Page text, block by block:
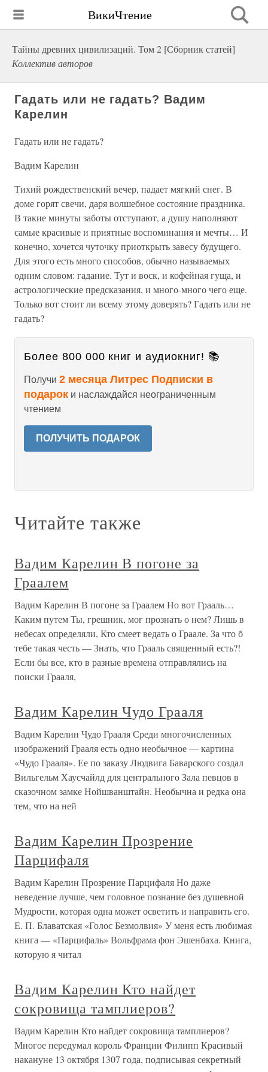
ВикиЧтение
Тайны древних цивилизаций. Том 2 [Сборник статей]
Коллектив авторов
Гадать или не гадать? Вадим
Карелин
Гадать или не гадать?
Вадим Карелин
Тихий рождественский вечер, падает мягкий снег. В
доме горят свечи, даря волшебное состояние праздника.
В такие минуты заботы отступают, а душу наполняют
самые красивые и приятные воспоминания и мечты… И
конечно, хочется чуточку приоткрыть завесу будущего.
Для этого есть много способов, обычно называемых
одним словом: гадание. Тут и воск, и кофейная гуща, и
астрологические предсказания, и много-много чего еще.
Только вот стоит ли всему этому доверять? Гадать или не
гадать?
Более 800 000 книг и аудиокниг! 📚
Получи 2 месяца Литрес Подписки в
подарок и наслаждайся неограниченным
чтением
ПОЛУЧИТЬ ПОДАРОК
Читайте также
Вадим Карелин В погоне за
Граалем
Вадим Карелин В погоне за Граалем Но вот Грааль…
Каким путем Ты, грешник, мог прознать о нем? Лишь в
небесах определяли, Кто смеет ведать о Граале. За что б
тебе такая честь — Знать, что Грааль священный есть?!
Если бы все, кто в разные времена отправлялись на
поиски Грааля,
Вадим Карелин Чудо Грааля
Вадим Карелин Чудо Грааля Среди многочисленных
изображений Грааля есть одно необычное — картина
«Чудо Грааля». Ее по заказу Людвига Баварского создал
Вильгельм Хаусчайлд для центрального Зала певцов в
сказочном замке Нойшванштайн. Необычна и редка она
тем, что на ней
Вадим Карелин Прозрение
Парцифаля
Вадим Карелин Прозрение Парцифаля Но даже
неведение лучше, чем головное познание без душевной
Мудрости, которая одна может осветить и направить его.
Е. П. Блаватская «Голос Безмолвия» У меня есть любимая
книга — «Парцифаль» Вольфрама фон Эшенбаха. Книга,
которую я читал
Вадим Карелин Кто найдет
сокровища тамплиеров?
Вадим Карелин Кто найдет сокровища тамплиеров?
Многое передумал король Франции Филипп Красивый
накануне 13 октября 1307 года, подписывая секретный